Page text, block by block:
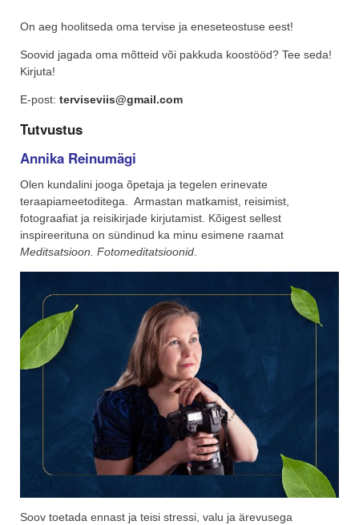
On aeg hoolitseda oma tervise ja eneseteostuse eest!
Soovid jagada oma mõtteid või pakkuda koostööd? Tee seda!
Kirjuta!
E-post: terviseviis@gmail.com
Tutvustus
Annika Reinumägi
Olen kundalini jooga õpetaja ja tegelen erinevate
teraapiameetoditega. Armastan matkamist, reisimist,
fotograafiat ja reisikirjade kirjutamist. Kõigest sellest
inspireerituna on sündinud ka minu esimene raamat
Meditsatsioon. Fotomeditatsioonid
Soov toetada ennast ja teisi stressi, valu ja ärevusega